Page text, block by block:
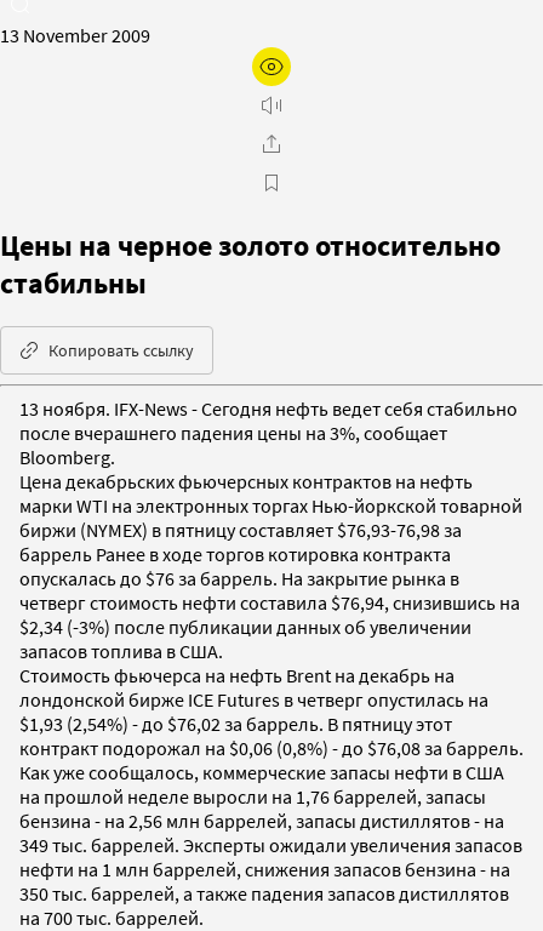
13 November 2009
Цены на черное золото относительно
стабильны
Копировать ссылку
13 ноября. IFX-News - Сегодня нефть ведет себя стабильно
после вчерашнего падения цены на 3%, сообщает
Bloomberg.
Цена декабрьских фьючерсных контрактов на нефть
марки WTI на электронных торгах Нью-йоркской товарной
биржи (NYMEX) в пятницу составляет $76,93-76,98 за
баррель Ранее в ходе торгов котировка контракта
опускалась до $76 за баррель. На закрытие рынка в
четверг стоимость нефти составила $76,94, снизившись на
$2,34 (-3%) после публикации данных об увеличении
запасов топлива в США.
Стоимость фьючерса на нефть Brent на декабрь на
лондонской бирже ICE Futures в четверг опустилась на
$1,93 (2,54%) - до $76,02 за баррель. В пятницу этот
контракт подорожал на $0,06 (0,8%) - до $76,08 за баррель.
Как уже сообщалось, коммерческие запасы нефти в США
на прошлой неделе выросли на 1,76 баррелей, запасы
бензина - на 2,56 млн баррелей, запасы дистиллятов - на
349 тыс. баррелей. Эксперты ожидали увеличения запасов
нефти на 1 млн баррелей, снижения запасов бензина - на
350 тыс. баррелей, а также падения запасов дистиллятов
на 700 тыс. баррелей.